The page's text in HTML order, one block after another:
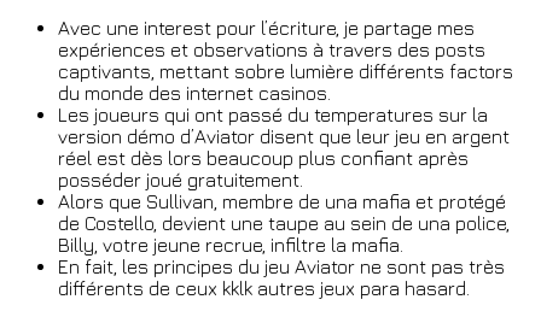
Avec une interest pour l’écriture, je partage mes
expériences et observations à travers des posts
captivants, mettant sobre lumière différents factors
du monde des internet casinos.
Les joueurs qui ont passé du temperatures sur la
version démo d’Aviator disent que leur jeu en argent
réel est dès lors beaucoup plus confiant après
posséder joué gratuitement.
Alors que Sullivan, membre de una mafia et protégé
de Costello, devient une taupe au sein de una police,
Billy, votre jeune recrue, infiltre la mafia.
En fait, les principes du jeu Aviator ne sont pas très
différents de ceux kklk autres jeux para hasard.